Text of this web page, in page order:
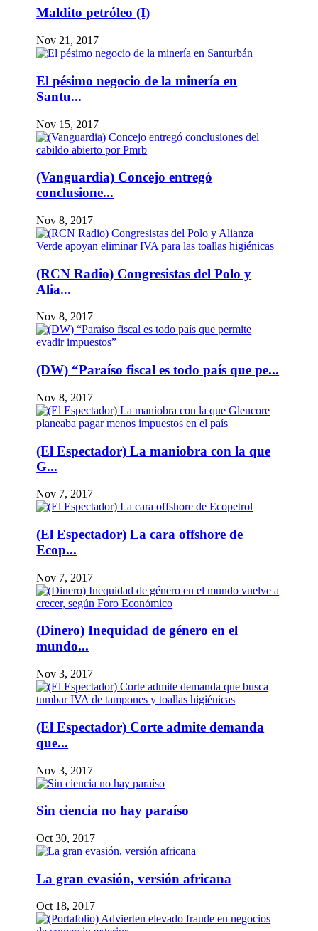
Maldito petróleo (I)
Nov 21, 2017
El pésimo negocio de la minería en
Santu...
Nov 15, 2017
(Vanguardia) Concejo entregó
conclusione...
Nov 8, 2017
(RCN Radio) Congresistas del Polo y
Alia...
Nov 8, 2017
(DW) “Paraíso fiscal es todo país que pe...
Nov 8, 2017
(El Espectador) La maniobra con la que
G...
Nov 7, 2017
(El Espectador) La cara offshore de
Ecop...
Nov 7, 2017
(Dinero) Inequidad de género en el
mundo...
Nov 3, 2017
(El Espectador) Corte admite demanda
que...
Nov 3, 2017
Sin ciencia no hay paraíso
Oct 30, 2017
La gran evasión, versión africana
Oct 18, 2017